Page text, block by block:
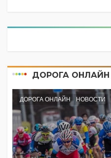
ДОРОГА ОНЛАЙН
ДОРОГА ОНЛАЙН НОВОСТИ